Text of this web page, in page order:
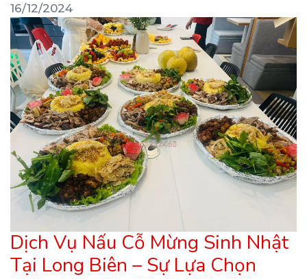
16/12/2024
Dịch Vụ Nấu Cỗ Mừng Sinh Nhật
Tại Long Biên – Sự Lựa Chọn